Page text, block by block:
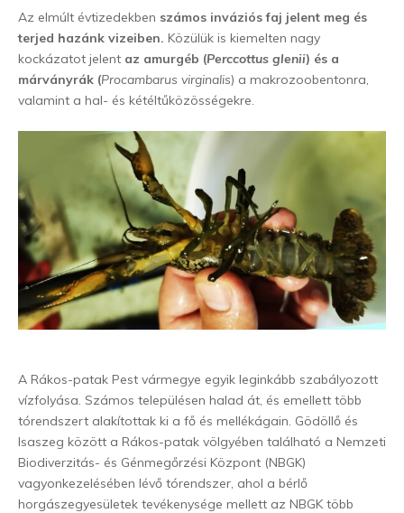
Az elmúlt évtizedekben számos inváziós faj jelent meg és
terjed hazánk vizeiben. Közülük is kiemelten nagy
kockázatot jelent az amurgéb (Perccottus glenii) és a
márványrák (Procambarus virginalis) a makrozoobentonra,
valamint a hal- és kétéltűközösségekre.
A Rákos-patak Pest vármegye egyik leginkább szabályozott
vízfolyása. Számos településen halad át, és emellett több
tórendszert alakítottak ki a fő és mellékágain. Gödöllő és
Isaszeg között a Rákos-patak völgyében található a Nemzeti
Biodiverzitás- és Génmegőrzési Központ (NBGK)
vagyonkezelésében lévő tórendszer, ahol a bérlő
horgászegyesületek tevékenysége mellett az NBGK több